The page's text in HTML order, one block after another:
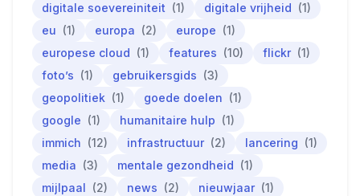
digitale soevereiniteit (1) digitale vrijheid
(1)
eu (1) europa (2) europe (1)
europese cloud
(1) features (10) flickr (1)
foto’s (1) gebruikersgids (3)
geopolitiek (1) goede doelen (1)
google (1) humanitaire hulp (1)
immich (12) infrastructuur (2) lancering (1)
media (3) mentale gezondheid
(1)
mijlpaal
(2) news (2) nieuwjaar (1)